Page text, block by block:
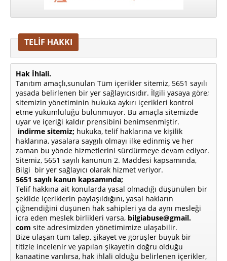
TELİF HAKKI
Hak İhlali.
Tanıtım amaçlı,sunulan Tüm içerikler sitemiz, 5651 sayılı
yasada belirlenen bir yer sağlayıcısıdır. İlgili yasaya göre;
sitemizin yönetiminin hukuka aykırı içerikleri kontrol
etme yükümlülüğü bulunmuyor. Bu amaçla sitemizde
uyar ve içeriği kaldır prensibini benimsenmiştir.
indirme sitemiz; hukuka, telif haklarına ve kişilik
haklarına, yasalara saygılı olmayı ilke edinmiş ve her
zaman bu yönde hizmetlerini sürdürmeye devam ediyor.
Sitemiz, 5651 sayılı kanunun 2. Maddesi kapsamında,
Bilgi bir yer sağlayıcı olarak hizmet veriyor.
5651 sayılı kanun kapsamında;
Telif hakkına ait konularda yasal olmadığı düşünülen bir
şekilde içeriklerin paylaşıldığını, yasal hakların
çiğnendiğini düşünen hak sahipleri ya da aynı mesleği
icra eden meslek birlikleri varsa, bilgiabuse@gmail.
com site adresimizden yönetimimize ulaşabilir.
Bize ulaşan tüm talep, şikayet ve görüşler büyük bir
titizle incelenir ve yapılan şikayetin doğru olduğu
kanaatine varılırsa, hak ihlali olduğu belirlenen içerikler,